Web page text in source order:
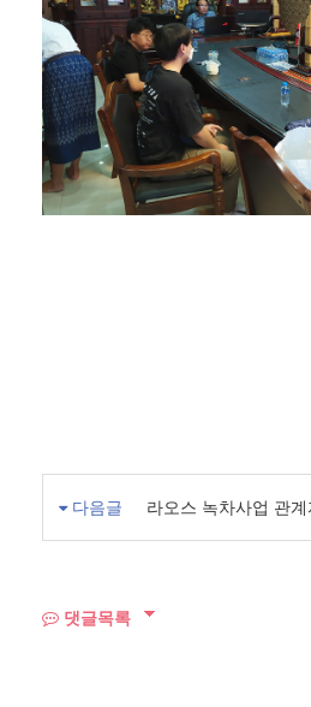
다음글 라오스 녹차사업 관
댓글목록